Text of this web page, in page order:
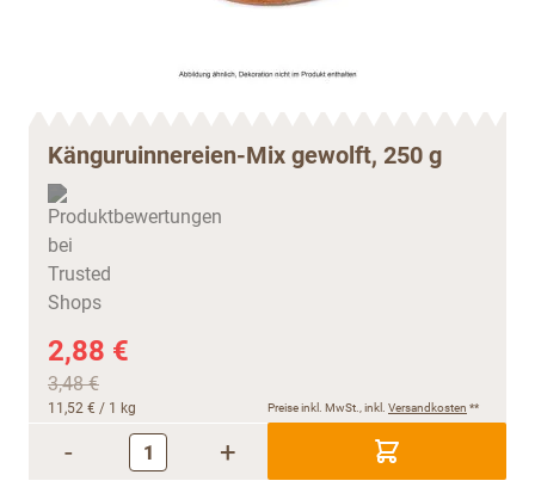
Känguruinnereien-Mix gewolft, 250 g
2,88 €
3,48 €
11,52 € / 1 kg Preise inkl. MwSt., inkl. Versandkosten **
- +